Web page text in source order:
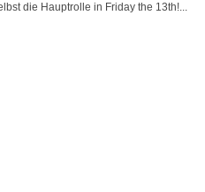
die Hauptrolle in Friday the 13th!...